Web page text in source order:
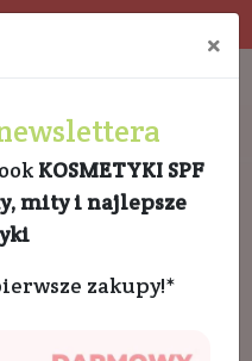
×
KOSMETYKI SPF
mity i najlepsze
zakupy!*